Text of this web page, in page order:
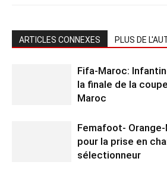
ARTICLES CONNEXES PLUS DE
Fifa-Maroc:
la finale de la
Maroc
Femafoot-
pour la prise en
sélectionneur